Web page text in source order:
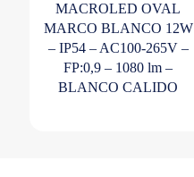
MACROLED OVAL
MARCO BLANCO 12W
– IP54 – AC100-265V –
FP:0,9 – 1080 lm –
BLANCO CALIDO